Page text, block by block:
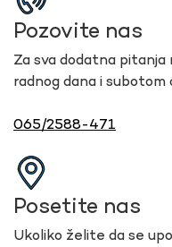
Pozovite nas
Za sva dodatna
radnog dana i subotom
065/2588-471
Posetite nas
Ukoliko želite da se